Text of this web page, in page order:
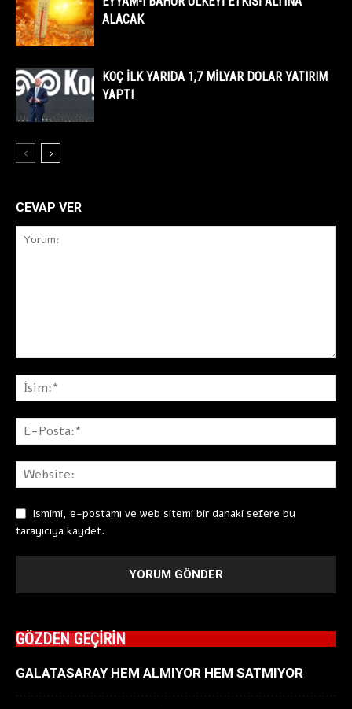
ALACAK
KOÇ İLK YARIDA 1,7 MİLYAR DOLAR YATIRIM
YAPTI
CEVAP VER
Ismimi, e-postamı ve web sitemi bir dahaki sefere bu
tarayıcıya kaydet.
GÖZDEN GEÇİRİN
GALATASARAY HEM ALMIYOR HEM SATMIYOR